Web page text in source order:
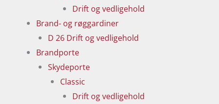
Drift og vedligehold
Brand- og røggardiner
D 26 Drift og vedligehold
Brandporte
Skydeporte
Classic
Drift og vedligehold